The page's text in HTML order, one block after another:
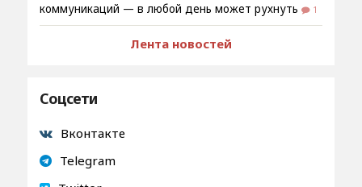
коммуникаций — в любой день может рухнуть
1
Лента новостей
Соцсети
Вконтакте
Telegram